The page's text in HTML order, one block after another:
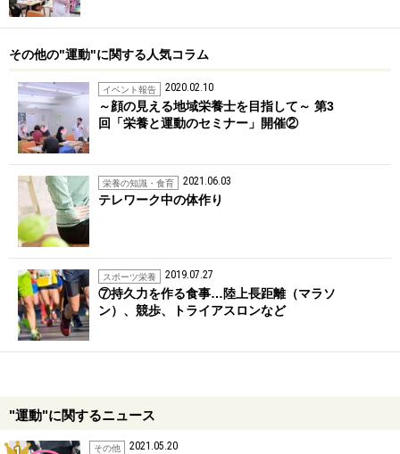
その他の"運動"に関する人気コラム
イベント報告 2020.02.10
～顔の見える地域栄養士を目指して～ 第3
回「栄養と運動のセミナー」開催②
栄養の知識・食育 2021.06.03
テレワーク中の体作り
スポーツ栄養 2019.07.27
⑦持久力を作る食事…陸上長距離（マラソ
ン）、競歩、トライアスロンなど
"運動"に関するニュース
その他 2021.05.20
1位